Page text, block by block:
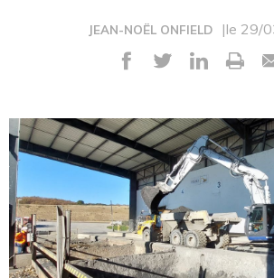
JEAN-NOËL ONFIELD |le 29/